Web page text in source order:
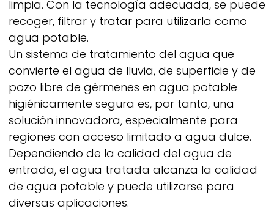
limpia. Con la tecnología adecuada, se puede
recoger, filtrar y tratar para utilizarla como
agua potable.
Un sistema de tratamiento del agua que
convierte el agua de lluvia, de superficie y de
pozo libre de gérmenes en agua potable
higiénicamente segura es, por tanto, una
solución innovadora, especialmente para
regiones con acceso limitado a agua dulce.
Dependiendo de la calidad del agua de
entrada, el agua tratada alcanza la calidad
de agua potable y puede utilizarse para
diversas aplicaciones.